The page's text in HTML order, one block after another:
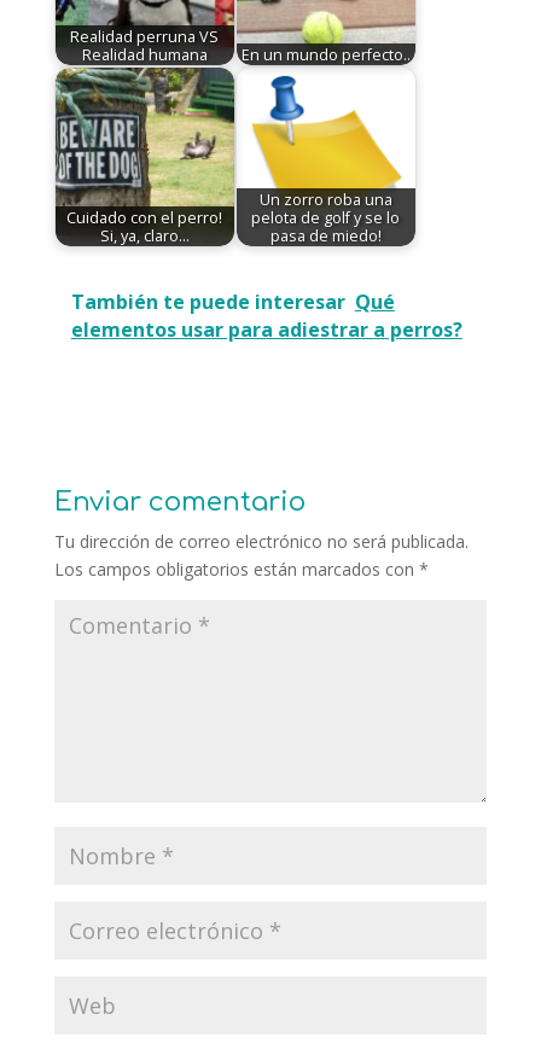
Realidad perruna VS
Realidad humana
En un mundo perfecto..
Cuidado con el perro!
Si, ya, claro...
Un zorro roba una
pelota de golf y se lo
pasa de miedo!
También te puede interesar Qué
elementos usar para adiestrar a perros?
Enviar comentario
Tu dirección de correo electrónico no será publicada.
Los campos obligatorios están marcados con *